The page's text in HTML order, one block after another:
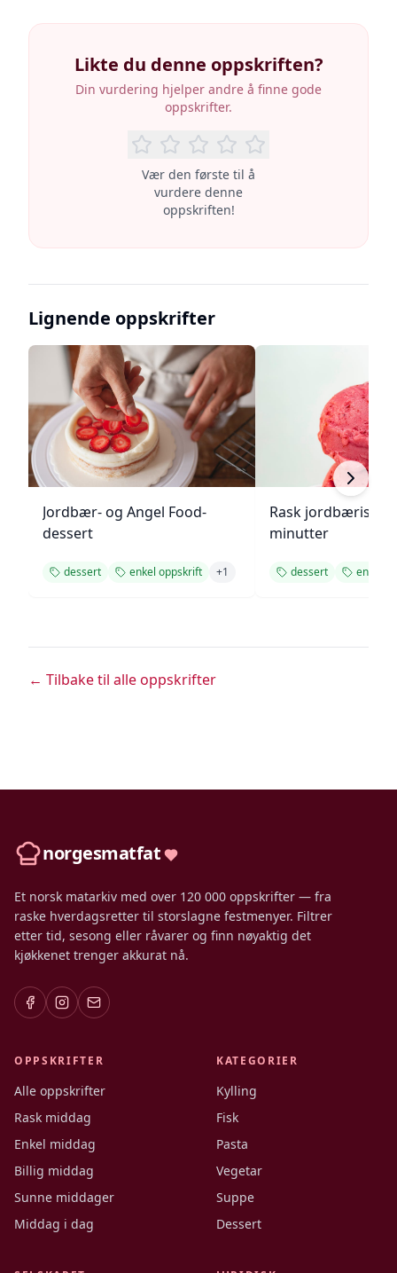
Likte du denne oppskriften?
Din vurdering hjelper andre å finne gode
oppskrifter.
Vær den første til å
vurdere denne
oppskriften!
Lignende oppskrifter
Jordbær- og Angel Food-
dessert
dessert enkel oppskrift +1
Rask
minutter
dessert enkel
← Tilbake til alle oppskrifter
norgesmatfat
Et norsk matarkiv med over 120 000 oppskrifter — fra
raske hverdagsretter til storslagne festmenyer. Filtrer
etter tid, sesong eller råvarer og finn nøyaktig det
kjøkkenet trenger akkurat nå.
OPPSKRIFTER
Alle oppskrifter
Rask middag
Enkel middag
Billig middag
Sunne middager
Middag i dag
KATEGORIER
Kylling
Fisk
Pasta
Vegetar
Suppe
Dessert